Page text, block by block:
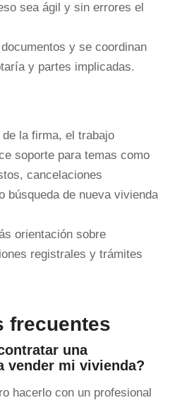
sea ágil y sin errores el
y se coordinan
y partes implicadas.
la firma, el trabajo
soporte para temas como
cancelaciones
búsqueda de nueva vivienda
orientación sobre
registrales y trámites
frecuentes
una
vender mi vivienda?
hacerlo con un profesional